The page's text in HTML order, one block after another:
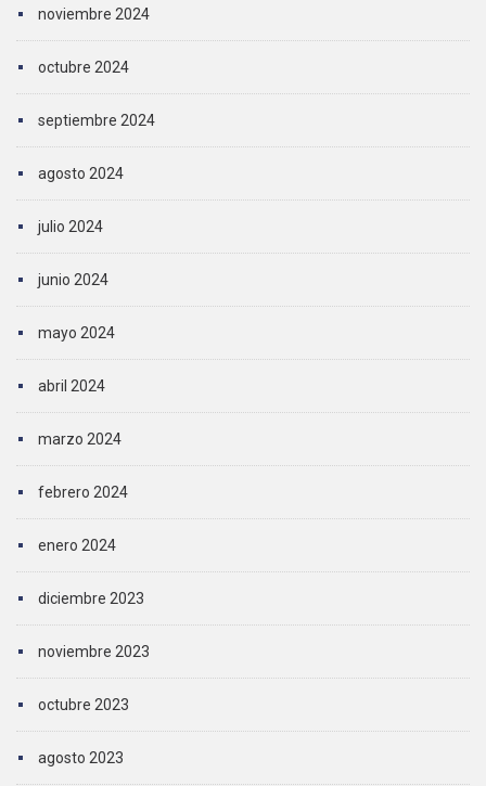
noviembre 2024
octubre 2024
septiembre 2024
agosto 2024
julio 2024
junio 2024
mayo 2024
abril 2024
marzo 2024
febrero 2024
enero 2024
diciembre 2023
noviembre 2023
octubre 2023
agosto 2023